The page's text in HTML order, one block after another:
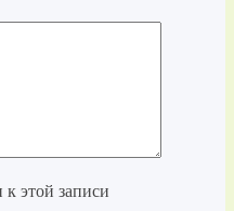
этой записи